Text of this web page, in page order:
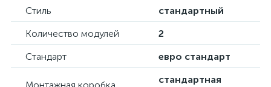
Стиль
стандартный
Количество модулей
2
Стандарт
евро стандарт
стандартная